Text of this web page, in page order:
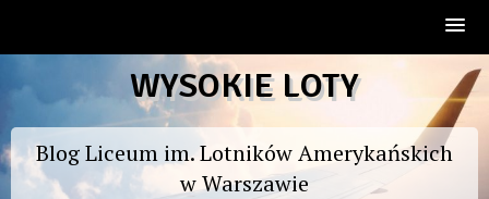
to
WYSOKIE LOTY
Blog Liceum im. Lotników Amerykańskich
w Warszawie